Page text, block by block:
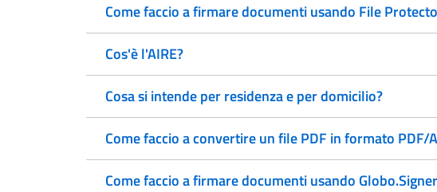
Come faccio a firmare documenti usando File
Cos'è l'AIRE?
Cosa si intende per residenza e per domicilio?
Come faccio a convertire un file PDF in formato PDF/
Come faccio a firmare documenti usando